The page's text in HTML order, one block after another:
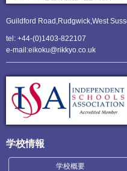
Guildford Road,Rudgwick,West
tel: +44-(0)1403-822107
e-mail:eikoku@rikkyo.co.uk
学校情報
学校概要